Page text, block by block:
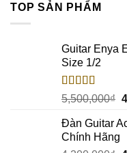
TOP SẢN PHẨM
Guitar Enya
Size 1/2
Rated5.00
out of 5
5,500,000₫
Đàn Guitar
Chính Hãng